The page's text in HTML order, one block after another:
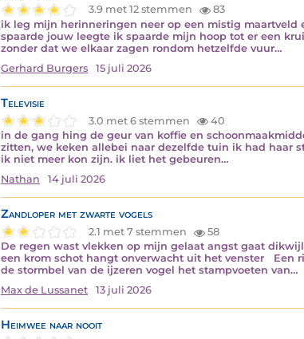
3.9 met 12 stemmen
83
ik leg mijn herinneringen neer op een mistig
spaarde jouw leegte ik spaarde mijn hoop tot er een
zonder dat we elkaar zagen rondom hetzelfde vuur…
Gerhard Burgers
15 juli 2026
Televisie
3.0 met 6 stemmen
40
in de gang hing de geur van koffie en
zitten, we keken allebei naar dezelfde tuin ik had haar
ik niet meer kon zijn. ik liet het gebeuren…
Nathan
14 juli 2026
Zandloper met zwarte vogels
2.1 met 7 stemmen
58
De regen wast vlekken op mijn gelaat angst gaat
een krom schot hangt onverwacht uit het venster Een
de stormbel van de ijzeren vogel het stampvoeten van…
Max de Lussanet
13 juli 2026
Heimwee naar nooit